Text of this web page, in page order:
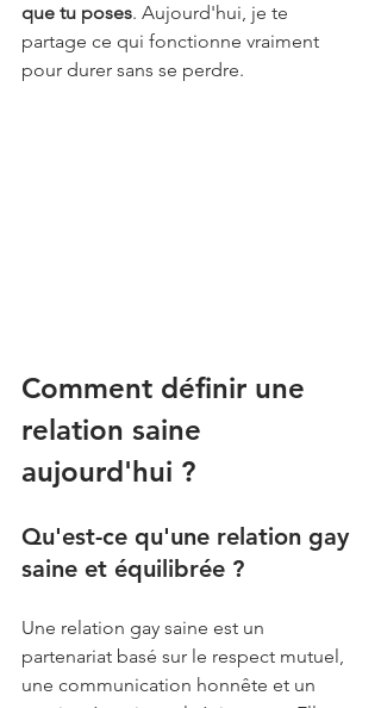
que tu poses. Aujourd'hui, je te
partage ce qui fonctionne vraiment
pour durer sans se perdre.
Comment définir une
relation saine
aujourd'hui ?
Qu'est-ce qu'une relation gay
saine et équilibrée ?
Une relation gay saine est un
partenariat basé sur le respect mutuel,
une communication honnête et un